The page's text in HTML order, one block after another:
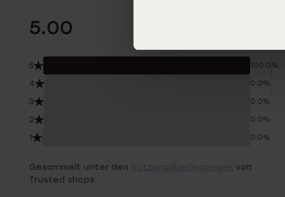
5.00
5 100.0%
4 0.0%
3 0.0%
2 0.0%
1 0.0%
Gesammelt unter den
von
Trusted shops